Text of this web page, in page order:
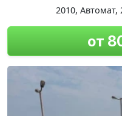
2010, Автомат,
от